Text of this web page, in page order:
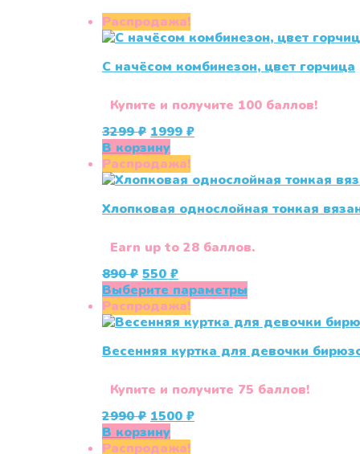
Распродажа!
С начёсом комбинезон, цвет горчица
Купите и получите 100 баллов!
3299₽ Первоначальная
цена
составляла
3299 ₽.
1999₽Текущая
В корзину
Распродажа!
Хлопковая однослойная тонкая
Earn up to 28 баллов.
890₽ Первоначальная
цена
составляла
890 ₽.
550₽Текущая
цена:
550 ₽.
Выберите параметры
имеет
вариаций.
можно
Распродажа!
Весенняя куртка для девочки
Купите и получите 75 баллов!
2990₽ Первоначальная
цена
составляла
1500₽Текущая
В корзину
Распродажа!